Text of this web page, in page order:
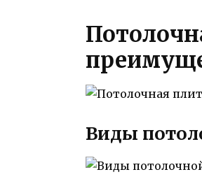
Виды